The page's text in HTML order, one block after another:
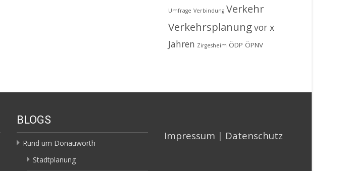
Umfrage Verbindung Verkehr
Verkehrsplanungvor x
Jahren Zirgesheim ÖDP ÖPNV
BLOGS
Rund um Donauwörth
Stadtplanung
Impressum | Datenschutz